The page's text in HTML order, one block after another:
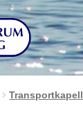
Transportkapell